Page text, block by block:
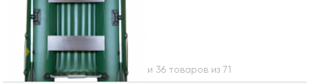
Вы посмотрели 36 товаров из 71